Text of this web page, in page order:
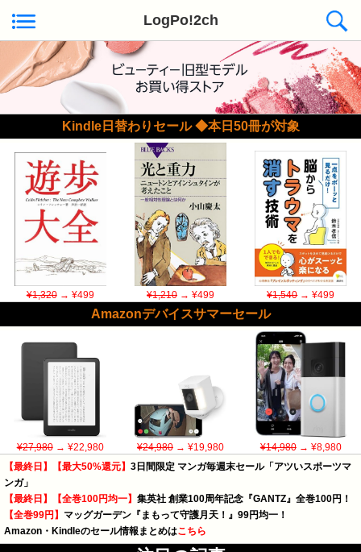
LogPo!2ch
Kindle日替わりセール ◆本日50冊が対象
¥1,320→ ¥499 ¥1,210→ ¥499 ¥1,540→ ¥499
Amazonデバイスサマーセール
¥27,980→ ¥22,980 ¥24,980→ ¥19,980 ¥14,980→ ¥8,980
【最終日】【最大50%還元】 3日間限定 マンガ毎週末セール「アツいスポーツマ
ンガ」
【最終日】【全巻100円均一】 集英社 創業100周年記念『GANTZ』全巻100円！
【全巻99円】 マッグガーデン『まもって守護月天！』99円均一！
Amazon・Kindleのセール情報まとめはこちら